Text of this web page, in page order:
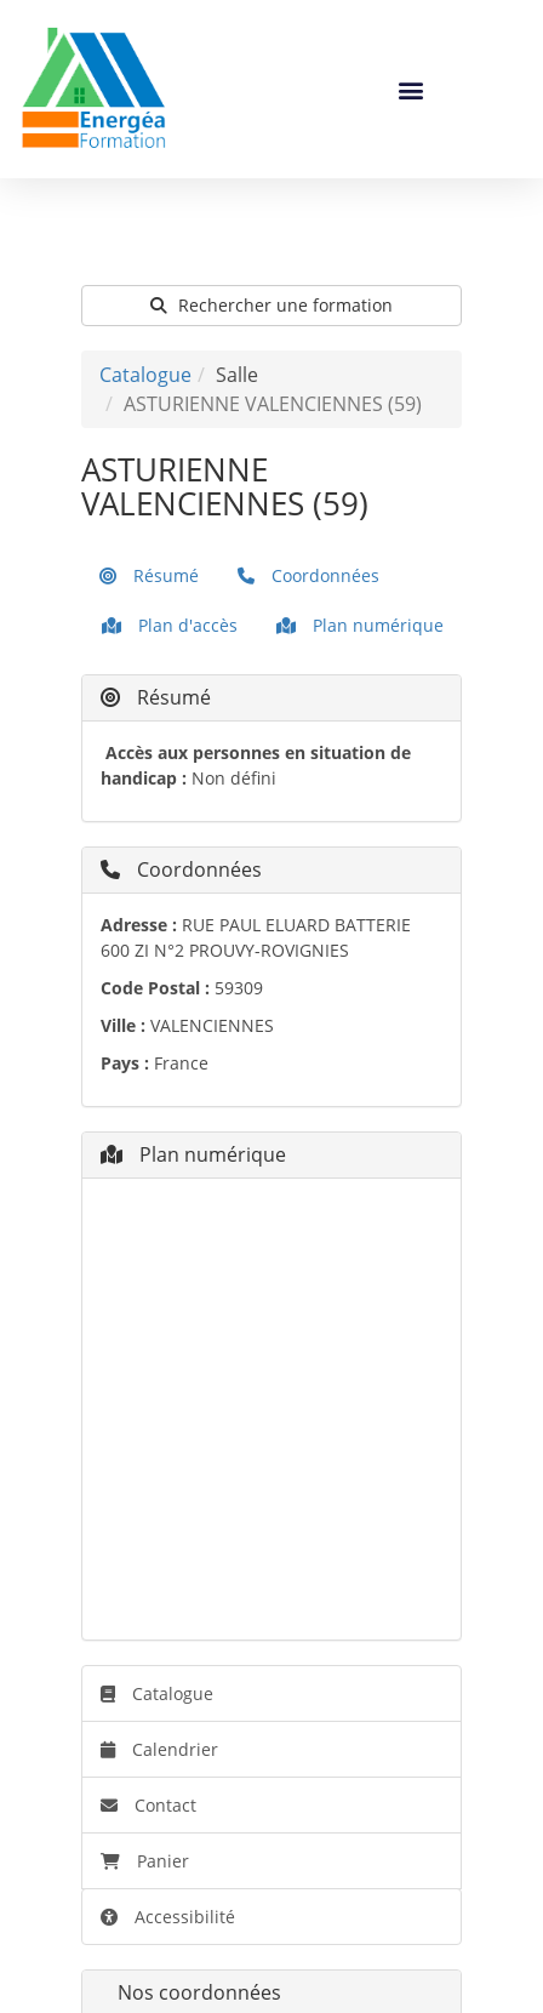
Rechercher une formation
Catalogue
Salle
ASTURIENNE VALENCIENNES (59)
ASTURIENNE
VALENCIENNES (59)
Résumé Coordonnées
Plan d'accès Plan numérique
Résumé
Accès aux personnes en situation de
handicap : Non défini
Coordonnées
Adresse : RUE PAUL ELUARD BATTERIE
600 ZI N°2 PROUVY-ROVIGNIES
Code Postal : 59309
Ville : VALENCIENNES
Pays : France
Plan numérique
Catalogue
Calendrier
Contact
Panier
Accessibilité
Nos coordonnées